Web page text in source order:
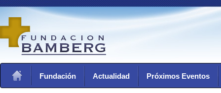
Fundación Actualidad Próximos Eventos